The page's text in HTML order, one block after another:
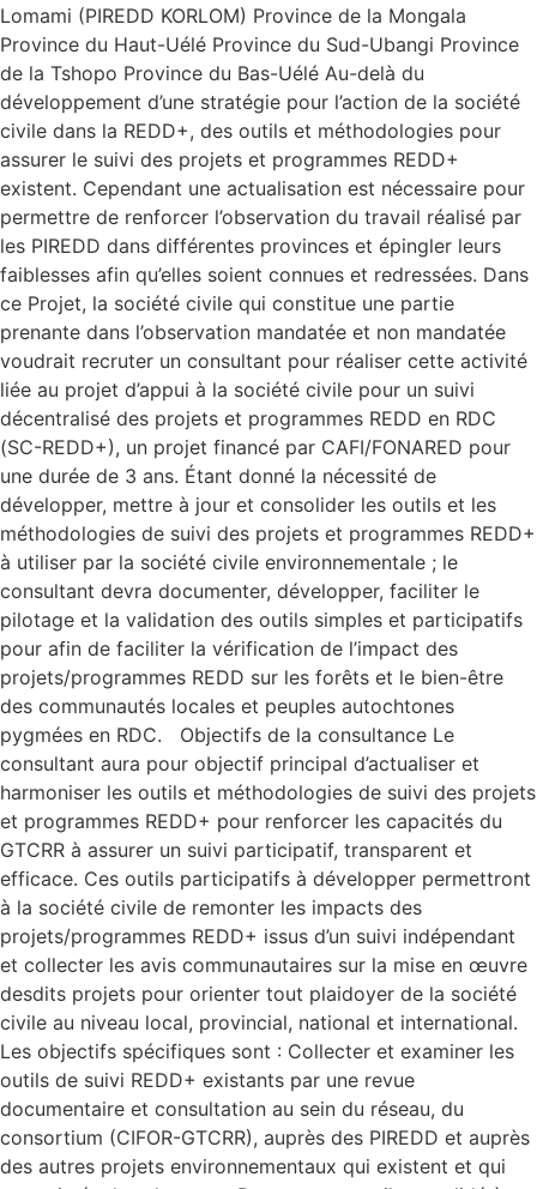
Lomami (PIREDD KORLOM) Province de la Mongala
Province du Haut-Uélé Province du Sud-Ubangi Province
de la Tshopo Province du Bas-Uélé Au-delà du
développement d’une stratégie pour l’action de la société
civile dans la REDD+, des outils et méthodologies pour
assurer le suivi des projets et programmes REDD+
existent. Cependant une actualisation est nécessaire pour
permettre de renforcer l’observation du travail réalisé par
les PIREDD dans différentes provinces et épingler leurs
faiblesses afin qu’elles soient connues et redressées. Dans
ce Projet, la société civile qui constitue une partie
prenante dans l’observation mandatée et non mandatée
voudrait recruter un consultant pour réaliser cette activité
liée au projet d’appui à la société civile pour un suivi
décentralisé des projets et programmes REDD en RDC
(SC-REDD+), un projet financé par CAFI/FONARED pour
une durée de 3 ans. Étant donné la nécessité de
développer, mettre à jour et consolider les outils et les
méthodologies de suivi des projets et programmes REDD+
à utiliser par la société civile environnementale ; le
consultant devra documenter, développer, faciliter le
pilotage et la validation des outils simples et participatifs
pour afin de faciliter la vérification de l’impact des
projets/programmes REDD sur les forêts et le bien-être
des communautés locales et peuples autochtones
pygmées en RDC. Objectifs de la consultance Le
consultant aura pour objectif principal d’actualiser et
harmoniser les outils et méthodologies de suivi des projets
et programmes REDD+ pour renforcer les capacités du
GTCRR à assurer un suivi participatif, transparent et
efficace. Ces outils participatifs à développer permettront
à la société civile de remonter les impacts des
projets/programmes REDD+ issus d’un suivi indépendant
et collecter les avis communautaires sur la mise en œuvre
desdits projets pour orienter tout plaidoyer de la société
civile au niveau local, provincial, national et international.
Les objectifs spécifiques sont : Collecter et examiner les
outils de suivi REDD+ existants par une revue
documentaire et consultation au sein du réseau, du
consortium (CIFOR-GTCRR), auprès des PIREDD et auprès
des autres projets environnementaux qui existent et qui